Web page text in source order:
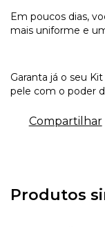
Em poucos dias,
mais uniforme e
Garanta já o seu
pele com o poder
Compartilhar
Produtos